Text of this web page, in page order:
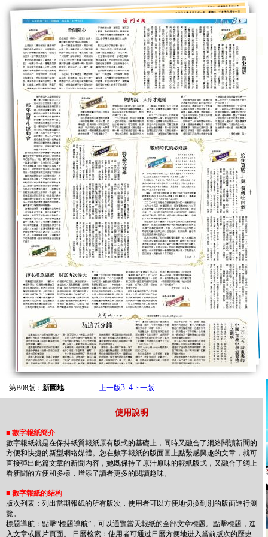
使用說明
■ 數字報紙簡介
數字報紙就是在保持紙質報紙原有版式的基礎上，同時又融合了網絡閱讀新聞的
方便和快捷的新型網絡媒體。您在數字報紙的版面圖上點繫感興趣的文章，就可
直接彈出此篇文章的新聞內容，她既保持了原汁原味的報紙版式，又融合了網上
看新聞的方便和多樣，增添了讀者更多的閱讀趣味。
■ 數字報紙的结构
版次列表：列出當期報紙的所有版次，使用者可以方便地切換到別的版面進行瀏
覽。
標题導航：點擊“標题導航”，可以通覽當天報紙的全部文章標题。點擊標题，進
入文章或圖片頁面。 日曆检索：使用者可通过日曆方便地进入當前版次的歷史
第B08版： 新園地 上一版3 4下一版